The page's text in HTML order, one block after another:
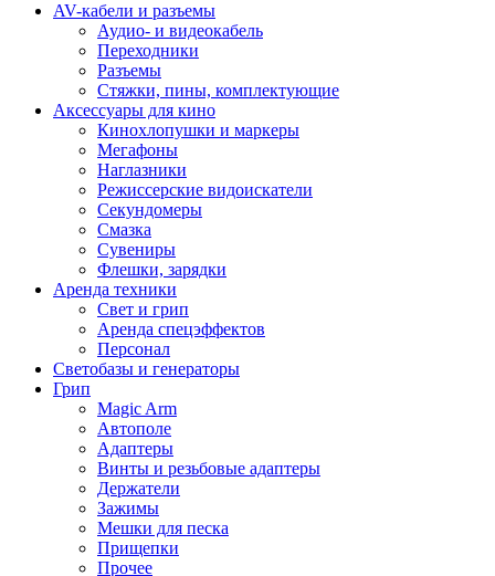
AV-кабели и разъемы
Аудио- и видеокабель
Переходники
Разъемы
Стяжки, пины, комплектующие
Аксессуары для кино
Кинохлопушки и маркеры
Мегафоны
Наглазники
Режиссерские видоискатели
Секундомеры
Смазка
Сувениры
Флешки, зарядки
Аренда техники
Свет и грип
Аренда спецэффектов
Персонал
Светобазы и генераторы
Грип
Magic Arm
Автополе
Адаптеры
Винты и резьбовые адаптеры
Держатели
Зажимы
Мешки для песка
Прищепки
Прочее